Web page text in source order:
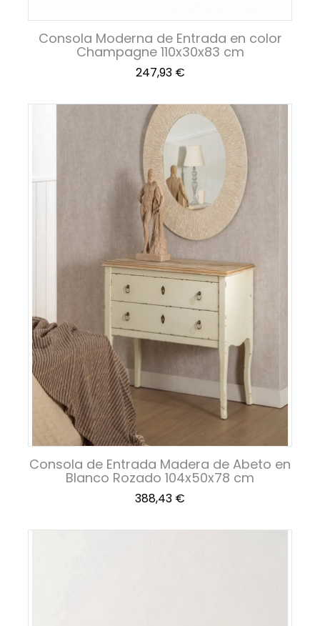
Consola Moderna de Entrada en color
Champagne 110x30x83 cm
Precio
247,93 €
Consola de Entrada Madera de Abeto en
Blanco Rozado 104x50x78 cm
Precio
388,43 €